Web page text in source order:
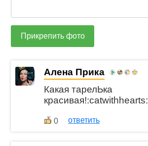
Прикрепить фото
Алена Прика
Какая тарелЬка
красивая!:catwithhearts:
0 ответить